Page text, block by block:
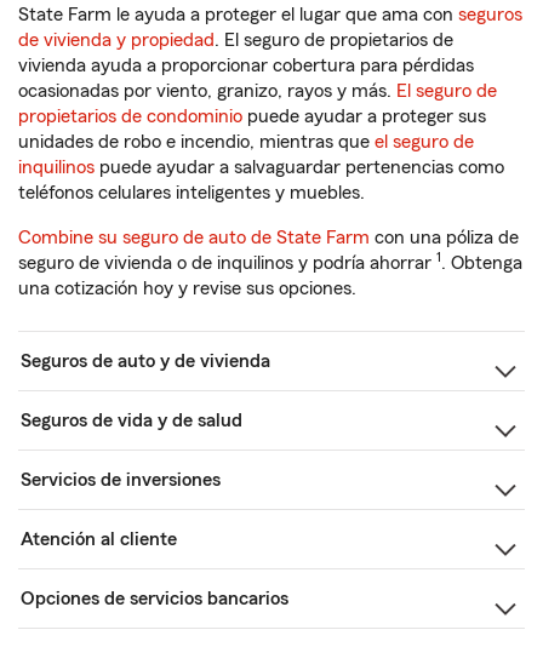
State Farm le ayuda a proteger el lugar que ama con seguros
de vivienda y propiedad. El seguro de propietarios de
vivienda ayuda a proporcionar cobertura para pérdidas
ocasionadas por viento, granizo, rayos y más. El seguro de
propietarios de condominio puede ayudar a proteger sus
unidades de robo e incendio, mientras que el seguro de
inquilinos puede ayudar a salvaguardar pertenencias como
teléfonos celulares inteligentes y muebles.
Combine su seguro de auto de State Farm con una póliza de
seguro de vivienda o de inquilinos y podría ahorrar 1. Obtenga
una cotización hoy y revise sus opciones.
Seguros de auto y de vivienda
Seguros de vida y de salud
Servicios de inversiones
Atención al cliente
Opciones de servicios bancarios